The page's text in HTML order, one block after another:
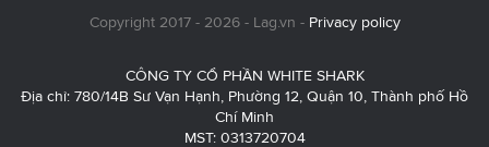
Copyright 2017 - 2026 - Lag.vn - Privacy policy
CÔNG TY CỔ PHẦN WHITE SHARK
Địa chỉ: 780/14B Sư Vạn Hạnh, Phường 12, Quận 10, Thành phố Hồ
Chí Minh
MST: 0313720704